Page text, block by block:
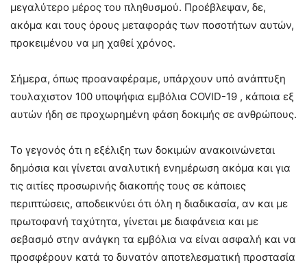
μεγαλύτερο μέρος του πληθυσμού. Προέβλεψαν, δε,
ακόμα και τους όρους μεταφοράς των ποσοτήτων αυτών,
προκειμένου να μη χαθεί χρόνος.
Σήμερα, όπως προαναφέραμε, υπάρχουν υπό ανάπτυξη
τουλαχιστον 100 υποψήφια εμβόλια COVID-19 , κάποια εξ
αυτών ήδη σε προχωρημένη φάση δοκιμής σε ανθρώπους.
Το γεγονός ότι η εξέλιξη των δοκιμών ανακοινώνεται
δημόσια και γίνεται αναλυτική ενημέρωση ακόμα και για
τις αιτίες προσωρινής διακοπής τους σε κάποιες
περιπτώσεις, αποδεικνύει ότι όλη η διαδικασία, αν και με
πρωτοφανή ταχύτητα, γίνεται με διαφάνεια και με
σεβασμό στην ανάγκη τα εμβόλια να είναι ασφαλή και να
προσφέρουν κατά το δυνατόν αποτελεσματική προστασία